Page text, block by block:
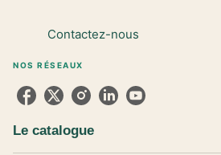
Contactez-nous
NOS RÉSEAUX
Le catalogue